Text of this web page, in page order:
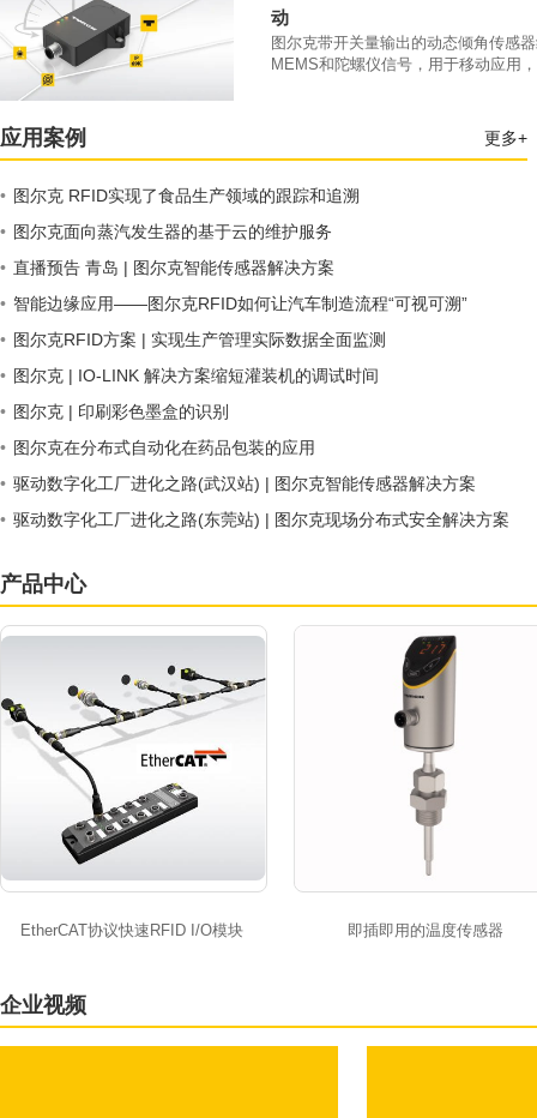
动
图尔克带开关量输出的动态倾角传感
MEMS和陀螺仪信号，用于移动应用
应用案例 更多+
• 图尔克 RFID实现了食品生产领域的跟踪和追溯
• 图尔克面向蒸汽发生器的基于云的维护服务
• 直播预告 青岛 | 图尔克智能传感器解决方案
• 智能边缘应用——图尔克RFID如何让汽车制造流程“可视可溯”
• 图尔克RFID方案 | 实现生产管理实际数据全面监测
• 图尔克 | IO-LINK 解决方案缩短灌装机的调试时间
• 图尔克 | 印刷彩色墨盒的识别
• 图尔克在分布式自动化在药品包装的应用
• 驱动数字化工厂进化之路(武汉站) | 图尔克智能传感器解决方案
• 驱动数字化工厂进化之路(东莞站) | 图尔克现场分布式安全解决方案
产品中心
EtherCAT协议快速RFID I/O模块 即插即用的温度传感器
企业视频